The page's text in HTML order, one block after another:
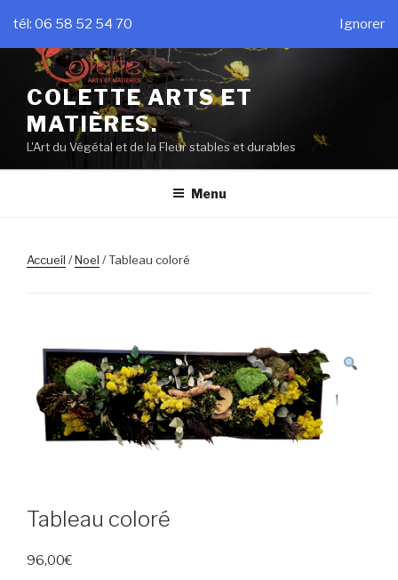
contenu
principal
COLETTE ARTS ET
MATIÈRES.
L'Art du Végétal et de la Fleur stables et durables
Menu
Accueil /Noel / Tableau coloré
Tableau coloré
96,00€
tél: 06 58 52 54 70 Ignorer